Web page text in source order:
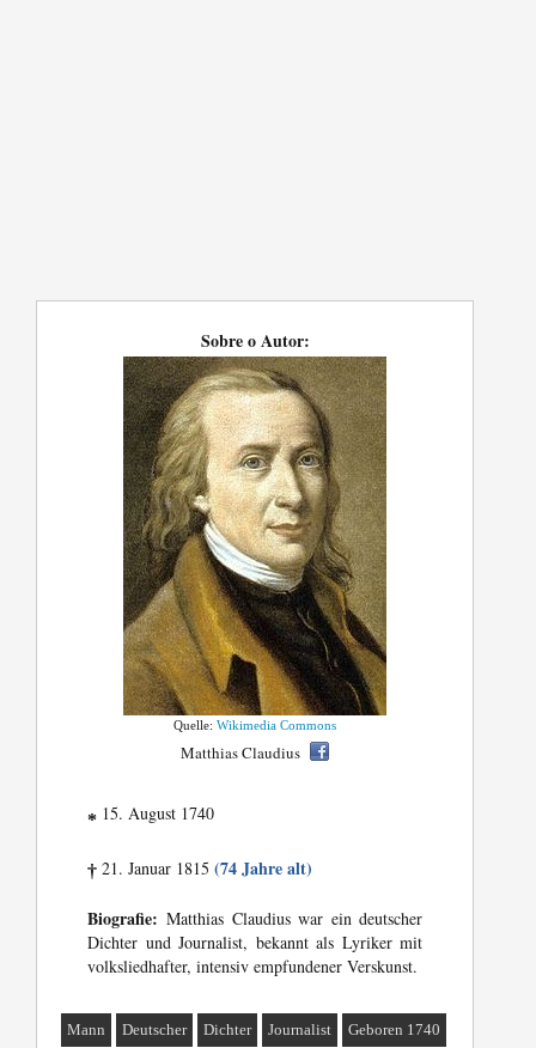
Sobre o Autor:
Quelle:Wikimedia Commons
Matthias Claudius
* 15. August 1740
† 21. Januar 1815(74 Jahre alt)
Biografie: Matthias Claudius war ein deutscher
Dichter und Journalist, bekannt als Lyriker mit
volksliedhafter, intensiv empfundener Verskunst.
Mann Deutscher Dichter Journalist Geboren 1740